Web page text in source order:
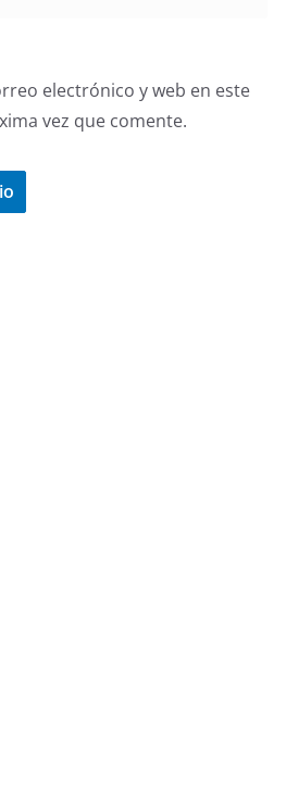
electrónico y web en este
vez que comente.